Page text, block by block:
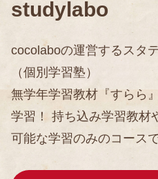
studylabo
cocolaboの運営するスタ
（個別学習塾）
無学年学習教材『すらら
学習！ 持ち込み学習教材
可能な学習のみのコースで